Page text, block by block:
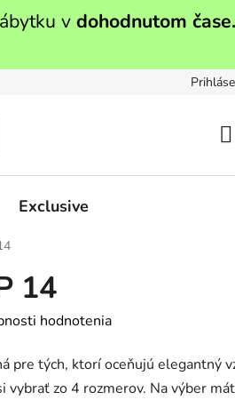
v dohodnutom čase.
Exclusive
14
hodnotenia
pre tých, ktorí oceňujú elegantný
vybrať zo 4 rozmerov. Na výber